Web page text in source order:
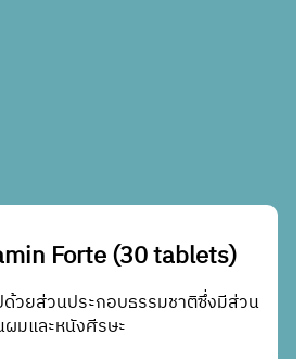
Forte (30 tablets)
วยส่วนประกอบธรรมชาติซึ่งมีส่วน
ผมและหนังศีรษะ